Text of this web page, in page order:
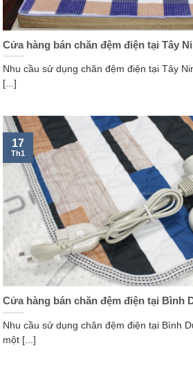
Cửa hàng bán chăn đệm điện tại Tây
Nhu cầu sử dụng chăn đệm điện tại Tây
[...]
Cửa hàng bán chăn đệm điện tại Bình
Nhu cầu sử dụng chăn đệm điện tại Bình
một [...]
17
Th1